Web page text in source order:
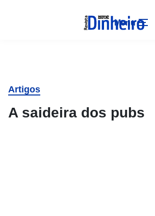
Menu
Artigos
A saideira dos pubs